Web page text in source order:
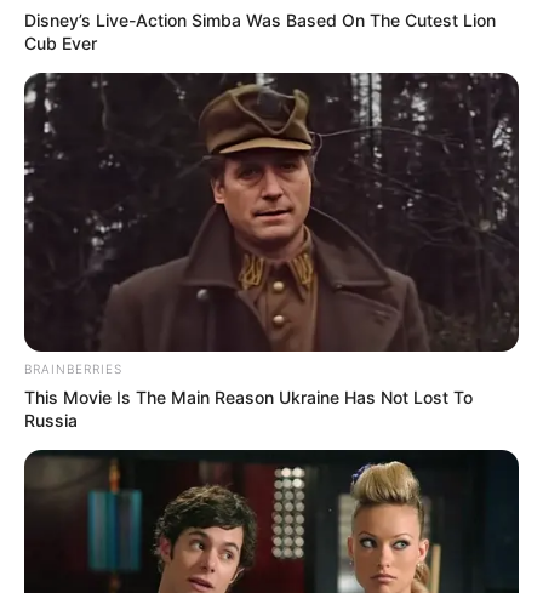
This Woman Chose To Live Like A Horse
Brainberries